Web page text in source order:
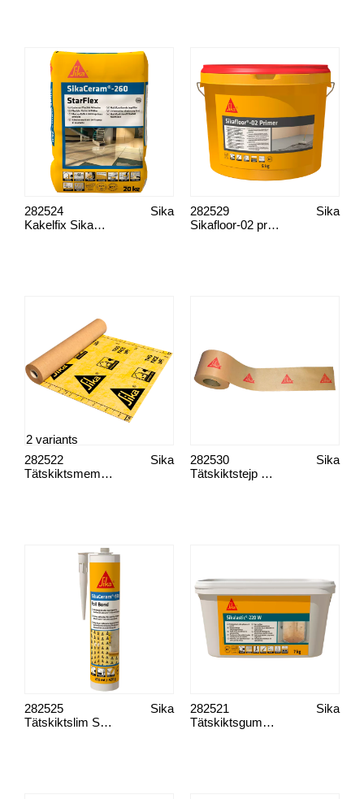
Kakelfix SikaCeram-260 StarFlex
Sika
282524
Sikafloor-02 primer
Sika
282529
Tätskiktsmembrane SikaCeram
Sika
282522
2 variants
Tätskiktstejp SikaSeal Tape F
Sika
282530
Tätskiktslim SikaCeram-920 Foil Bond
Sika
282525
Tätskiktsgummi Sikalastic-220W
Sika
282521